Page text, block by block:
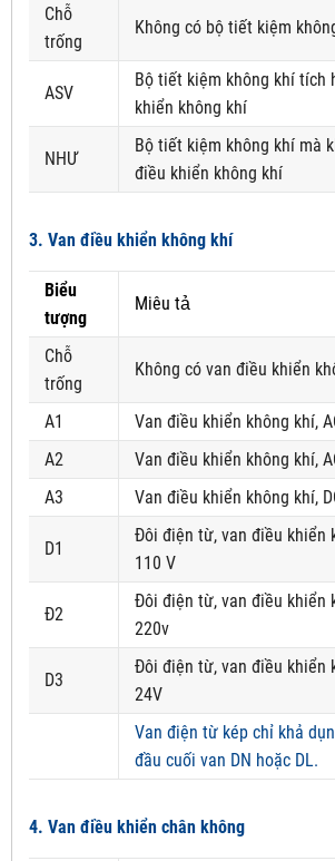
Chỗ
trống
Không có bộ tiết kiệm
ASV
Bộ tiết kiệm không khí tích
khiển không khí
NHƯ
Bộ tiết kiệm không khí mà
điều khiển không khí
3. Van điều khiển không khí
Biểu
tượng
Miêu tả
Chỗ
trống
Không có van điều khiển
A1
Van điều khiển không khí,
A2
Van điều khiển không khí,
A3
Van điều khiển không khí,
D1
Đôi điện từ, van điều khiển
110 V
Đ2
Đôi điện từ, van điều khiển
220v
D3
Đôi điện từ, van điều khiển
24V
Van điện từ kép chỉ khả
đầu cuối van DN hoặc DL.
4. Van điều khiển chân không